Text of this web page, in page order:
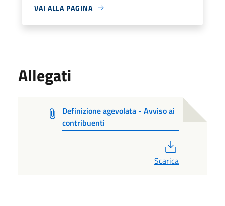
VAI ALLA PAGINA
Allegati
Definizione agevolata - Avviso ai
contribuenti
Scarica